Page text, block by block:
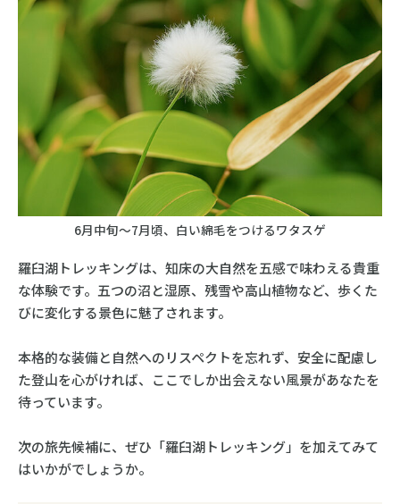
6月中旬〜7月頃、白い綿毛をつけるワタスゲ
羅臼湖トレッキングは、知床の大自然を五感で味わえる貴重
な体験です。五つの沼と湿原、残雪や高山植物など、歩くた
びに変化する景色に魅了されます。
本格的な装備と自然へのリスペクトを忘れず、安全に配慮し
た登山を心がければ、ここでしか出会えない風景があなたを
待っています。
次の旅先候補に、ぜひ「羅臼湖トレッキング」を加えてみて
はいかがでしょうか。